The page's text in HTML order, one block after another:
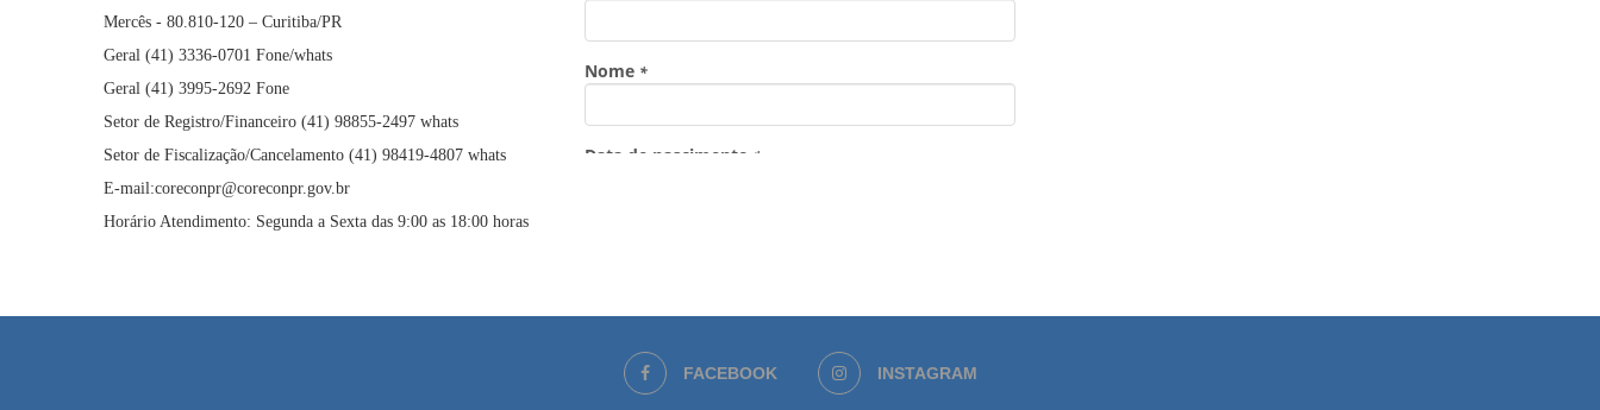
Mercês - 80.810-120 – Curitiba/PR
Geral (41) 3336-0701 Fone/whats
Geral (41) 3995-2692 Fone
Setor de Registro/Financeiro (41) 98855-2497 whats
Setor de Fiscalização/Cancelamento (41) 98419-4807 whats
E-mail:coreconpr@coreconpr.gov.br
Horário Atendimento: Segunda a Sexta das 9:00 as 18:00 horas
FACEBOOK INSTAGRAM